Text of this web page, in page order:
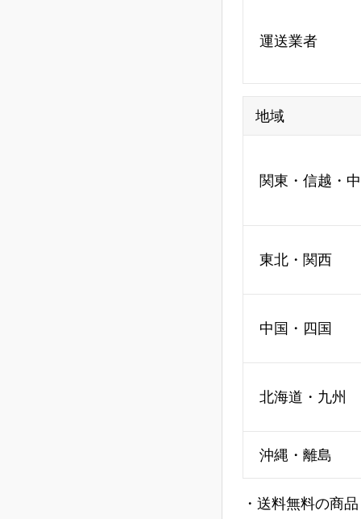
運送業者
地域
関東・信越・
東北・関西
中国・四国
北海道・九州
沖縄・離島
・送料無料の商